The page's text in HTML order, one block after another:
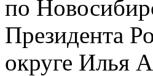
по
Президента
округе Илья